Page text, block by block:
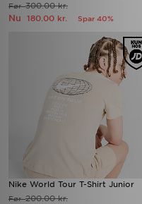
Før300.00 kr.
Nu 180.00 kr. Spar 40%
Nike World Tour T-Shirt Junior
Før200.00 kr.